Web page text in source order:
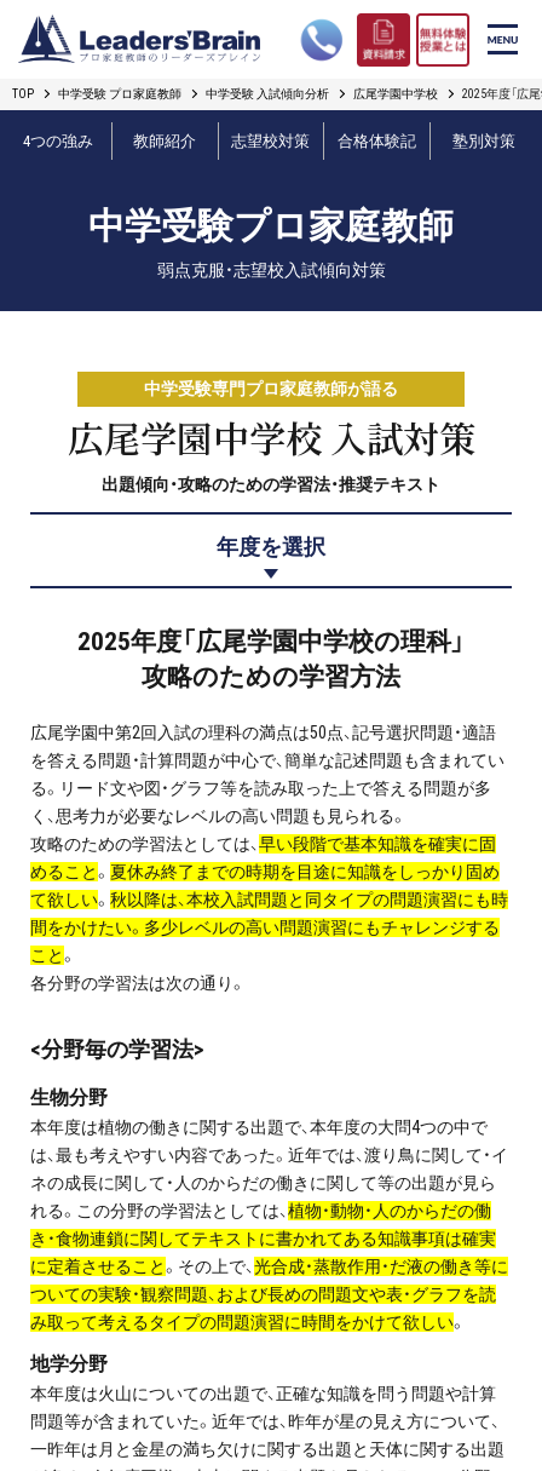
リーダーズブレインの強み
プロ教師紹介
無料体験授業とは
短期フリープラン
プロ家庭教師の英検®対策
費用について
お申込みの流れ
よくある質問
採用情報
インフォメーション
採用情報
プライバシーポリシー
免責事項・著作権等
プロ教師が届ける
公式LINE＠
TOP 中学受験 プロ家庭教師 中学受験 入試傾向分析 広尾学園中学校 2025年度「広
4つの強み 教師紹介 志望校対策 合格体験記 塾別対策
中学受験プロ家庭教師
弱点克服・志望校入試傾向対策
中学受験専門プロ家庭教師が語る
広尾学園中学校 入試対策
出題傾向・攻略のための学習法・推奨テキスト
年度を選択
2025年度「広尾学園中学校の理科」
攻略のための学習方法
広尾学園中第2回入試の理科の満点は50点、記号選択問題・適語
を答える問題・計算問題が中心で、簡単な記述問題も含まれてい
る。リード文や図・グラフ等を読み取った上で答える問題が多
く、思考力が必要なレベルの高い問題も見られる。
攻略のための学習法としては、早い段階で基本知識を確実に固
めること。 夏休み終了までの時期を目途に知識をしっかり固め
て欲しい。 秋以降は、本校入試問題と同タイプの問題演習にも時
間をかけたい。多少レベルの高い問題演習にもチャレンジする
こと。
各分野の学習法は次の通り。
<分野毎の学習法>
生物分野
本年度は植物の働きに関する出題で、本年度の大問4つの中で
は、最も考えやすい内容であった。近年では、渡り鳥に関して・イ
ネの成長に関して・人のからだの働きに関して等の出題が見ら
れる。この分野の学習法としては、植物・動物・人のからだの働
き・食物連鎖に関してテキストに書かれてある知識事項は確実
に定着させること。その上で、光合成・蒸散作用・だ液の働き等に
ついての実験・観察問題、および長めの問題文や表・グラフを読
み取って考えるタイプの問題演習に時間をかけて欲しい。
地学分野
本年度は火山についての出題で、正確な知識を問う問題や計算
問題等が含まれていた。近年では、昨年が星の見え方について、
一昨年は月と金星の満ち欠けに関する出題と天体に関する出題